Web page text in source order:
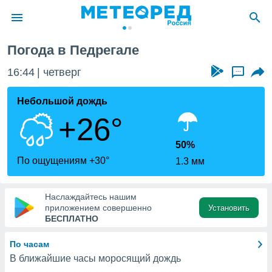
о
Вы можете
к этому
доступ
Погода в Педрегале
16:44 четверг ...
Небольшой дождь
+26°
По ощущениям +30°
50%
1.3 мм
Наслаждайтесь нашим
приложением совершенно
БЕСПЛАТНО
Установить
По часам
В ближайшие часы моросящий дождь